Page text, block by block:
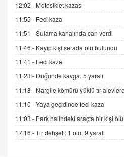
DR. EKREM ASLAN
Gerçek Ne, Algı
Cümlesinin Peşinden
19.07.2025 12:45
GÖNÜL MENEKŞE
Şifacının Yolu
04.11.2025 12:56
AV. RÜMEYSA
Kira
Arabulucuya
12:02 - Motosiklet kazası
11:55 - Feci kaza
11:51 -Sulama kanalında can verdi
11:46 - Kayıp kişi serada ölü bulundu
11:41 - Feci kaza
11:23 - Düğünde kavga: 5 yaralı
11:18 - Nargile kömürü yüklü tır
11:10 -Yaya geçidinde feci kaza
11:03 - Park halindeki araçta bir kişi
17:16 -Tır dehşeti: 1 ölü, 9 yaralı